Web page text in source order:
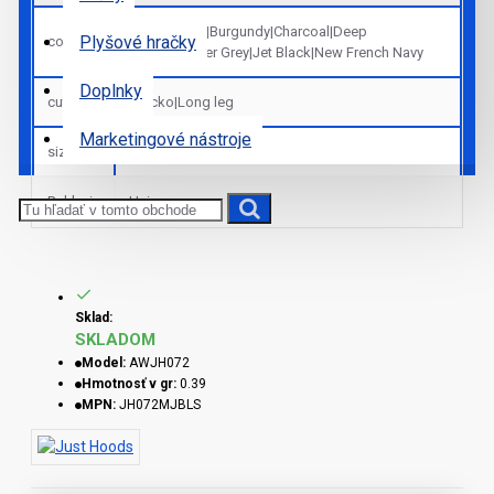
Plyšové hračky
Doplnky
Marketingové nástroje
colors
Arctic White|Burgundy|Charcoal|Deep
Black|Heather Grey|Jet Black|New French Navy
cut_sk Vrecko|Long leg
sizes XS|S|M|L|XL|2XL
Pohlavie Unisex
Sklad:
SKLADOM
Model: AWJH072
Hmotnosť v gr: 0.39
MPN: JH072MJBLS